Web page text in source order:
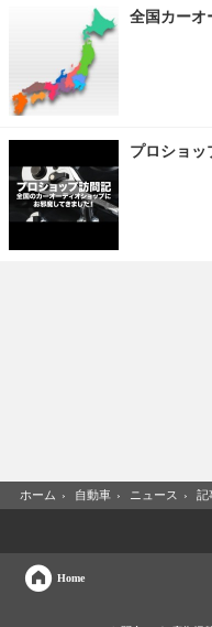
全国カーオ
プロショッ
ホーム › 自動車 › ニュース › 記
Home